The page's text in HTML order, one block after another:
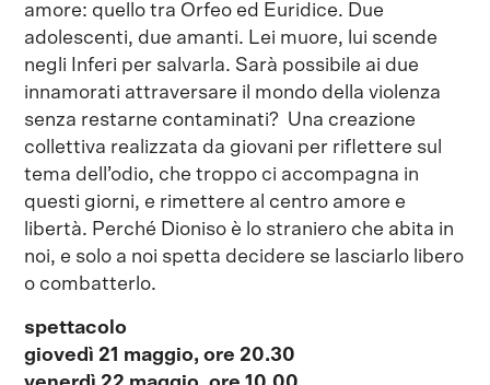
amore: quello tra Orfeo ed Euridice. Due
adolescenti, due amanti. Lei muore, lui scende
negli Inferi per salvarla. Sarà possibile ai due
innamorati attraversare il mondo della violenza
senza restarne contaminati? Una creazione
collettiva realizzata da giovani per riflettere sul
tema dell’odio, che troppo ci accompagna in
questi giorni, e rimettere al centro amore e
libertà. Perché Dioniso è lo straniero che abita in
noi, e solo a noi spetta decidere se lasciarlo libero
o combatterlo.
spettacolo
giovedì 21 maggio, ore 20.30